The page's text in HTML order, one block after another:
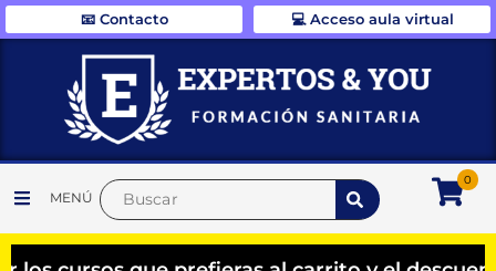
📧 Contacto 💻 Acceso aula virtual
MENÚ
0